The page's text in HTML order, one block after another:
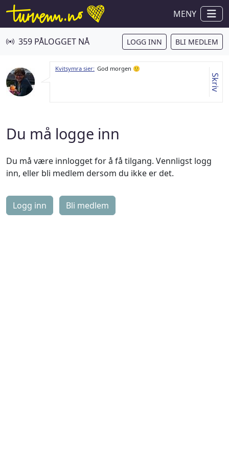
MENY
359 PÅLOGGET NÅ LOGG INN BLI MEDLEM
Kvitsymra sier: God morgen 🙂
Skriv
Du må logge inn
Du må være innlogget for å få tilgang. Vennligst logg
inn, eller bli medlem dersom du ikke er det.
Logg inn